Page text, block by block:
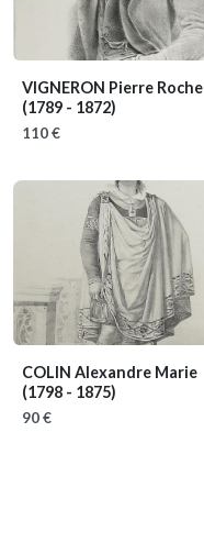
VIGNERON Pierre Roche
(1789 - 1872)
110 €
COLIN Alexandre Marie
(1798 - 1875)
90 €